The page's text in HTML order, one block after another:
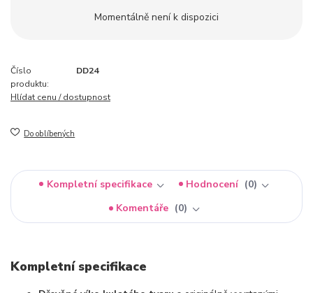
Momentálně není k dispozici
Číslo
produktu:
DD24
Hlídat cenu / dostupnost
Do oblíbených
Kompletní specifikace Hodnocení
0
Komentáře
0
Kompletní specifikace